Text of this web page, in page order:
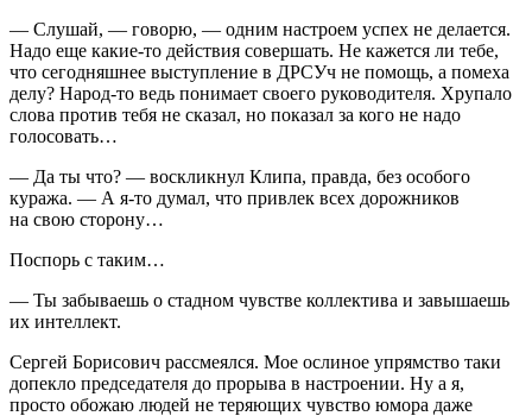
— Слушай, — говорю, — одним настроем успех не делается.
Надо еще какие-то действия совершать. Не кажется ли тебе,
что сегодняшнее выступление в ДРСУч не помощь, а помеха
делу? Народ-то ведь понимает своего руководителя. Хрупало
слова против тебя не сказал, но показал за кого не надо
голосовать…
— Да ты что? — воскликнул Клипа, правда, без особого
куража. — А я-то думал, что привлек всех дорожников
на свою сторону…
Поспорь с таким…
— Ты забываешь о стадном чувстве коллектива и завышаешь
их интеллект.
Сергей Борисович рассмеялся. Мое ослиное упрямство таки
допекло председателя до прорыва в настроении. Ну а я,
просто обожаю людей не теряющих чувство юмора даже